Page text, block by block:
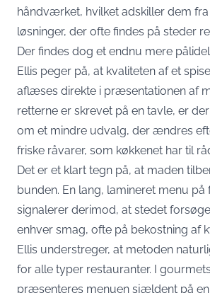
håndværket, hvilket adskiller dem
løsninger, der ofte findes på steder
Der findes dog et endnu mere
Ellis peger på, at kvaliteten af et
aflæses direkte i præsentationen af
retterne er skrevet på en tavle, er
om et mindre udvalg, der ændres
friske råvarer, som køkkenet har til
Det er et klart tegn på, at maden
bunden. En lang, lamineret menu på
signalerer derimod, at stedet
enhver smag, ofte på bekostning af
Ellis understreger, at metoden
for alle typer restauranter. I
præsenteres menuen sjældent på en